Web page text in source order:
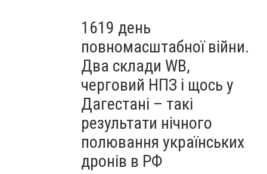
1619 день
повномасштабної війни.
Два склади WB,
черговий НПЗ і щось у
Дагестані – такі
результати нічного
полювання українських
дронів в РФ